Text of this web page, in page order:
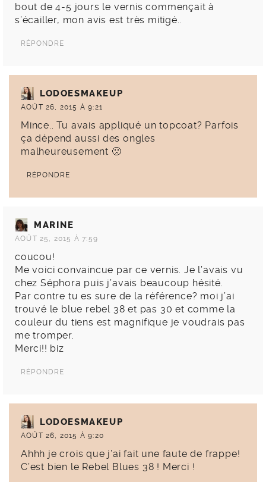
bout de 4-5 jours le vernis commençait à
s’écailler, mon avis est très mitigé..
RÉPONDRE
LODOESMAKEUP
AOÛT 26, 2015 À 9:21
Mince.. Tu avais appliqué un topcoat? Parfois
ça dépend aussi des ongles
malheureusement 🙁
RÉPONDRE
MARINE
AOÛT 25, 2015 À 7:59
coucou!
Me voici convaincue par ce vernis. Je l’avais vu
chez Séphora puis j’avais beaucoup hésité.
Par contre tu es sure de la référence? moi j’ai
trouvé le blue rebel 38 et pas 30 et comme la
couleur du tiens est magnifique je voudrais pas
me tromper.
Merci!! biz
RÉPONDRE
LODOESMAKEUP
AOÛT 26, 2015 À 9:20
Ahhh je crois que j’ai fait une faute de frappe!
C’est bien le Rebel Blues 38 ! Merci !